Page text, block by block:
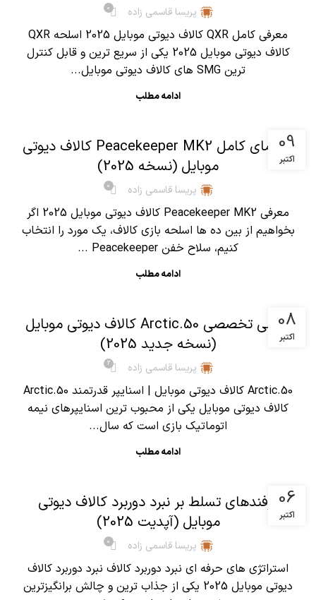
پریسا قاسمی زاده 0
معرفی کامل QXR کالاف دیوتی موبایل 2025 اسلحه QXR
کالاف دیوتی موبایل 2025 یکی از سریع ترین و قابل کنترل
ترین SMG های کالاف دیوتی موبایل...
ادامه مطلب
09
اکتبر
راهنمای کامل Peacekeeper MK2 کالاف دیوتی
موبایل (نسخه 2025)
پریسا قاسمی زاده 0
معرفی Peacekeeper MK2 کالاف دیوتی موبایل 2025 اگر
بخواهیم از بین ده ها اسلحه بازی کالاف، یک مورد را انتخاب
کنیم، سلاح خفن Peacekeeper ...
ادامه مطلب
08
اکتبر
بررسی تخصصی Arctic.50 کالاف دیوتی موبایل
(نسخه جدید 2025)
پریسا قاسمی زاده 2
Arctic.50 کالاف دیوتی موبایل | اسنایپر قدرتمند Arctic.50
کالاف دیوتی موبایل یکی از محبوب ترین اسنایپرهای نیمه
اتوماتیک بازی است که سال...
ادامه مطلب
06
اکتبر
ترفندهای تسلط بر نبرد دوربرد کالاف دیوتی
موبایل (آپدیت 2025)
پریسا قاسمی زاده 0
استراتژی های حرفه ای نبرد دوربرد کالاف نبرد دوربرد کالاف
دیوتی موبایل 2025 یکی از جذاب ترین و چالش برانگیزترین